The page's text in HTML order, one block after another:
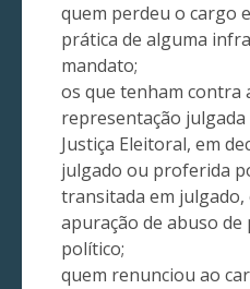
quem perdeu o cargo
prática de alguma
mandato;
os que tenham contra
representação
Justiça Eleitoral, em
julgado ou proferida
transitada em julgado,
apuração de abuso
político;
quem renunciou ao